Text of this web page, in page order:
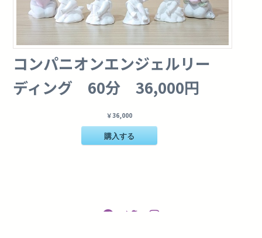
コンパニオンエンジェルリー
ディング 60分 36,000円
￥36,000
購入する